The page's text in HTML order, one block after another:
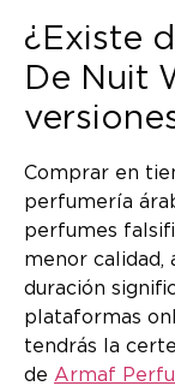
¿Existe
De Nuit
Comprar en
perfumería
perfumes
menor calidad,
duración
plataformas
tendrás la
de Armaf